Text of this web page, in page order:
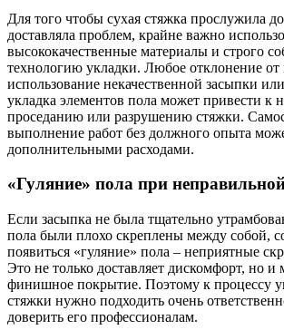
Для того чтобы сухая стяжка прослужила
доставляла проблем, крайне важно
высококачественные материалы и строго
технологию укладки. Любое отклонение от
использование некачественной засыпки
укладка элементов пола может привести к
проседанию или разрушению стяжки.
выполнение работ без должного опыта
дополнительными расходами.
«Гуляние» пола при
Если засыпка не была тщательно
пола были плохо скреплены между собой,
появиться «гуляние» пола – неприятные
Это не только доставляет дискомфорт, но и
финишное покрытие. Поэтому к процессу
стяжки нужно подходить очень
доверить его профессионалам.